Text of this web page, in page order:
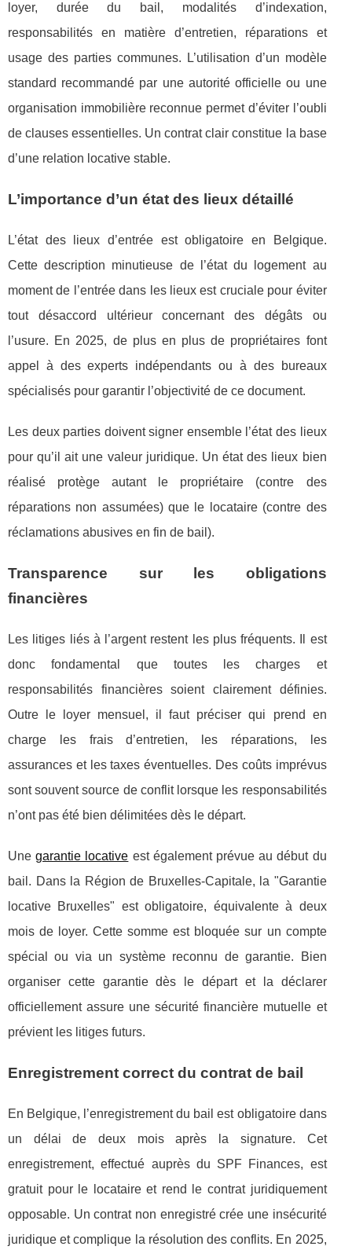
loyer, durée du bail, modalités d’indexation,
responsabilités en matière d’entretien, réparations et
usage des parties communes. L’utilisation d’un modèle
standard recommandé par une autorité officielle ou une
organisation immobilière reconnue permet d’éviter l’oubli
de clauses essentielles. Un contrat clair constitue la base
d’une relation locative stable.
L’importance d’un état des lieux détaillé
L’état des lieux d’entrée est obligatoire en Belgique.
Cette description minutieuse de l’état du logement au
moment de l’entrée dans les lieux est cruciale pour éviter
tout désaccord ultérieur concernant des dégâts ou
l’usure. En 2025, de plus en plus de propriétaires font
appel à des experts indépendants ou à des bureaux
spécialisés pour garantir l’objectivité de ce document.
Les deux parties doivent signer ensemble l’état des lieux
pour qu’il ait une valeur juridique. Un état des lieux bien
réalisé protège autant le propriétaire (contre des
réparations non assumées) que le locataire (contre des
réclamations abusives en fin de bail).
Transparence sur les obligations
financières
Les litiges liés à l’argent restent les plus fréquents. Il est
donc fondamental que toutes les charges et
responsabilités financières soient clairement définies.
Outre le loyer mensuel, il faut préciser qui prend en
charge les frais d’entretien, les réparations, les
assurances et les taxes éventuelles. Des coûts imprévus
sont souvent source de conflit lorsque les responsabilités
n’ont pas été bien délimitées dès le départ.
Unegarantie locative est également prévue au début du
bail. Dans la Région de Bruxelles-Capitale, la "Garantie
locative Bruxelles" est obligatoire, équivalente à deux
mois de loyer. Cette somme est bloquée sur un compte
spécial ou via un système reconnu de garantie. Bien
organiser cette garantie dès le départ et la déclarer
officiellement assure une sécurité financière mutuelle et
prévient les litiges futurs.
Enregistrement correct du contrat de bail
En Belgique, l’enregistrement du bail est obligatoire dans
un délai de deux mois après la signature. Cet
enregistrement, effectué auprès du SPF Finances, est
gratuit pour le locataire et rend le contrat juridiquement
opposable. Un contrat non enregistré crée une insécurité
juridique et complique la résolution des conflits. En 2025,